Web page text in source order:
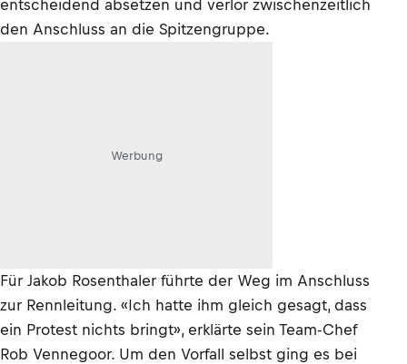
entscheidend absetzen und verlor zwischenzeitlich
den Anschluss an die Spitzengruppe.
Werbung
Für Jakob Rosenthaler führte der Weg im Anschluss
zur Rennleitung. «Ich hatte ihm gleich gesagt, dass
ein Protest nichts bringt», erklärte sein Team-Chef
Rob Vennegoor. Um den Vorfall selbst ging es bei